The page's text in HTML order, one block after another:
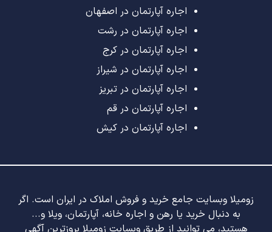
اجاره آپارتمان در اصفهان
اجاره آپارتمان در رشت
اجاره آپارتمان در کرج
اجاره آپارتمان در شیراز
اجاره آپارتمان در تبریز
اجاره آپارتمان در قم
اجاره آپارتمان در کیش
زومیلا وبسایت جامع خرید و فروش املاک در ایران است. اگر
به دنبال خرید یا رهن و اجاره خانه، آپارتمان، ویلا و...
هستید، می توانید از طریق وبسایت زومیلا بروزترین آگهی